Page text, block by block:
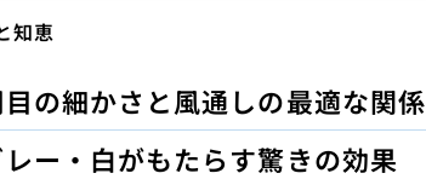
知恵
の細かさと風通しの最適な関係
ー・白がもたらす驚きの効果